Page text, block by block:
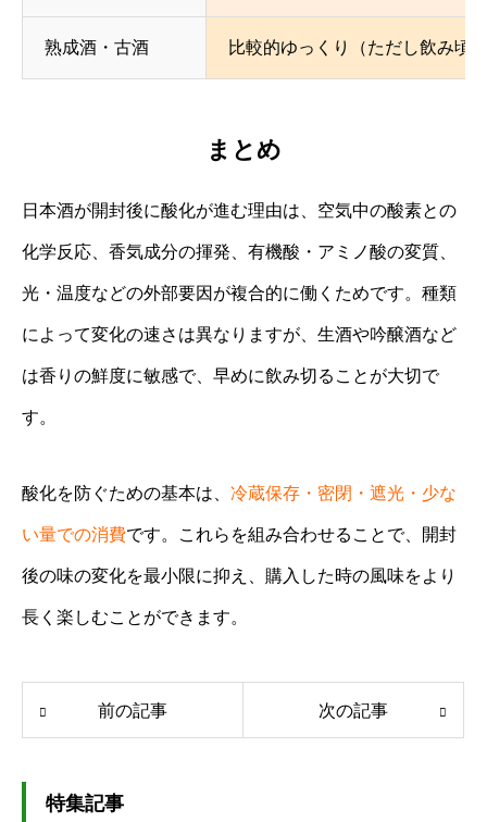
熟成酒・古酒 比較的ゆっくり（ただし飲み頃
まとめ
日本酒が開封後に酸化が進む理由は、空気中の酸素との
化学反応、香気成分の揮発、有機酸・アミノ酸の変質、
光・温度などの外部要因が複合的に働くためです。種類
によって変化の速さは異なりますが、生酒や吟醸酒など
は香りの鮮度に敏感で、早めに飲み切ることが大切で
す。
酸化を防ぐための基本は、 冷蔵保存・密閉・遮光・少な
い量での消費です。これらを組み合わせることで、開封
後の味の変化を最小限に抑え、購入した時の風味をより
長く楽しむことができます。
前の記事 次の記事
特集記事